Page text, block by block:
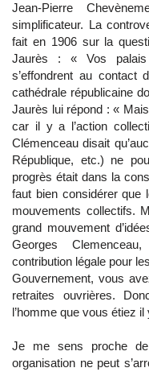
Jean-Pierre
simplificateur. La
fait en 1906 sur la
Jaurès : « Vos palais
s’effondrent au contact
cathédrale républicaine
Jaurès lui répond : «
car il y a l’action
Clémenceau disait
République, etc.) ne
progrès était dans la
faut bien considérer que
mouvements collectifs.
grand mouvement
Georges
contribution légale pour
Gouvernement, vous
retraites ouvrières.
l’homme que vous étiez
Je me sens proche de
organisation ne peut